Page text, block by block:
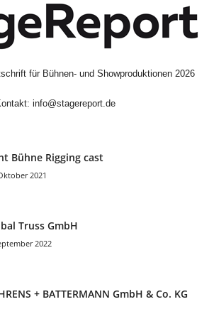
für Bühnen- und Showproduktionen 2026
info@stagereport.de
Bühne Rigging cast
2021
Truss GmbH
2022
+ BATTERMANN GmbH & Co. KG